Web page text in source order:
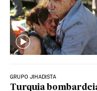
GRUPO JIHADISTA
Turquia